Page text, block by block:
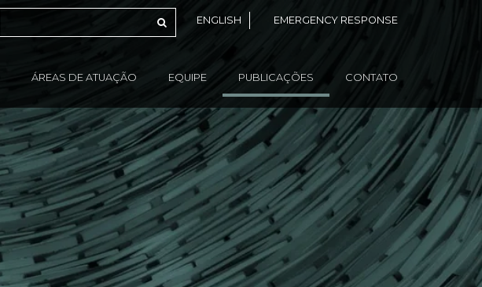
ENGLISH EMERGENCY RESPONSE
ÁREAS DE ATUAÇÃO EQUIPE PUBLICAÇÕES CONTATO